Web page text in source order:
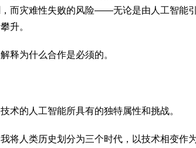
而灾难性失败的风险——无论是由人工智能
升。
释为什么合作是必须的。
术的人工智能所具有的独特属性和挑战。
将人类历史划分为三个时代，以技术相变作